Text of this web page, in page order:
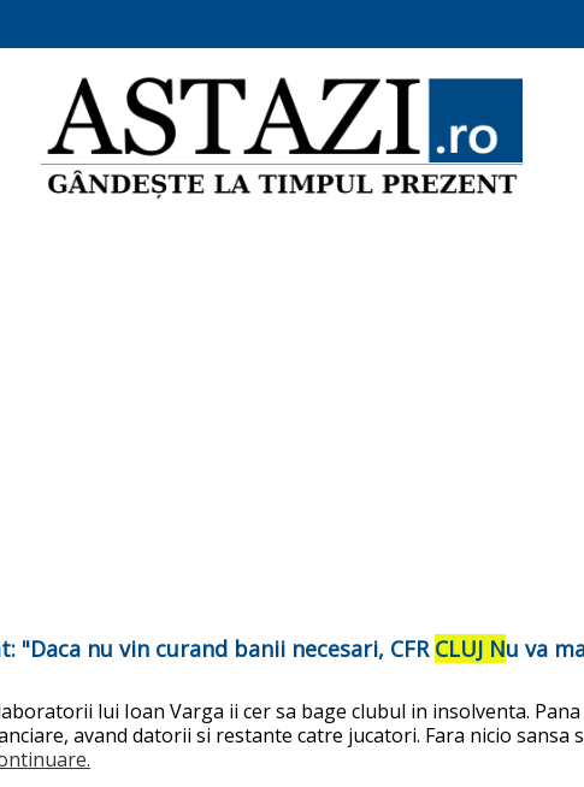
nu vin curand banii necesari, CFR CLUJ Nu va
lui Ioan Varga ii cer sa bage clubul in insolventa.
avand datorii si restante catre jucatori. Fara nicio